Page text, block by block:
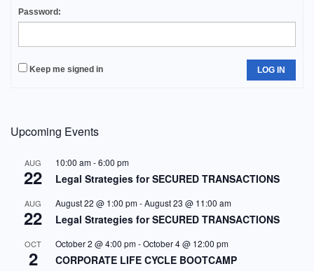
Password:
Keep me signed in LOG IN
Upcoming Events
AUG
22
10:00 am-6:00 pm
Legal Strategies for SECURED TRANSACTIONS
AUG
22
August 22 @ 1:00 pm-August 23 @ 11:00 am
Legal Strategies for SECURED TRANSACTIONS
OCT
2
October 2 @ 4:00 pm-October 4 @ 12:00 pm
CORPORATE LIFE CYCLE BOOTCAMP